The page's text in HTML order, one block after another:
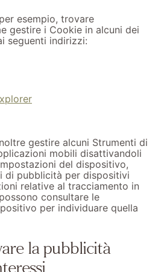
esempio, trovare
gestire i Cookie in alcuni dei
seguenti indirizzi:
gestire alcuni Strumenti di
mobili disattivandoli
del dispositivo,
di pubblicità per dispositivi
relative al tracciamento in
consultare le
per individuare quella
la pubblicità